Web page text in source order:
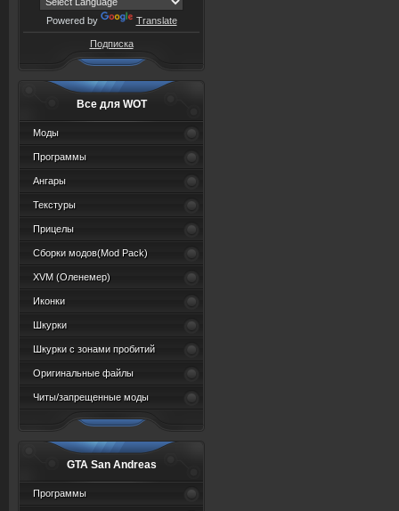
Powered by Translate
Подписка
Все для WOT
Моды
Программы
Ангары
Текстуры
Прицелы
Сборки модов(Mod Pack)
XVM (Oленемер)
Иконки
Шкурки
Шкурки с зонами пробитий
Оригинальные файлы
Читы/запрещенные моды
GTA San Andreas
Программы